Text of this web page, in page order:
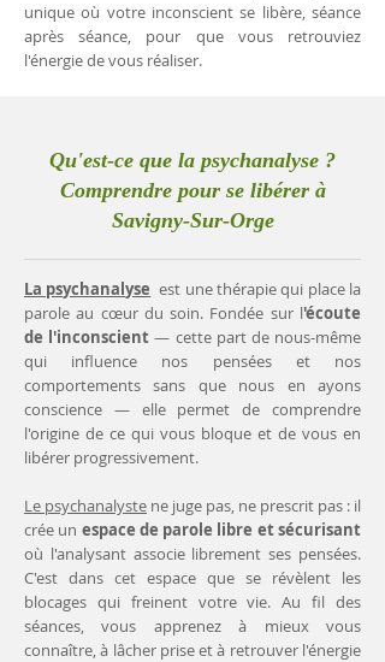
unique où votre inconscient se libère, séance
après séance, pour que vous retrouviez
l'énergie de vous réaliser.
Qu'est-ce que la psychanalyse ?
Comprendre pour se libérer à
Savigny-Sur-Orge
La psychanalyse est une thérapie qui place la
parole au cœur du soin. Fondée sur l'écoute
de l'inconscient— cette part de nous-même
qui influence nos pensées et nos
comportements sans que nous en ayons
conscience — elle permet de comprendre
l'origine de ce qui vous bloque et de vous en
libérer progressivement.
Le psychanalyste ne juge pas, ne prescrit pas : il
crée un espace de parole libre et sécurisant
où l'analysant associe librement ses pensées.
C'est dans cet espace que se révèlent les
blocages qui freinent votre vie. Au fil des
séances, vous apprenez à mieux vous
connaître, à lâcher prise et à retrouver l'énergie